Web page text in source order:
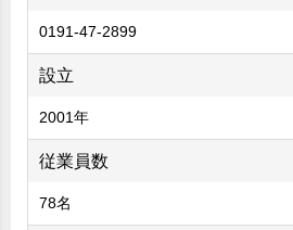
0191-47-2899
設立
2001年
従業員数
78名